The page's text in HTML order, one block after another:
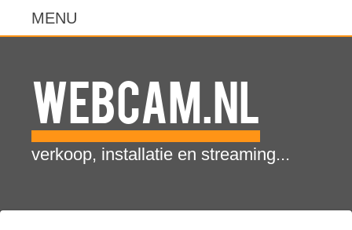
WebCam.NL
verkoop, installatie en streaming...